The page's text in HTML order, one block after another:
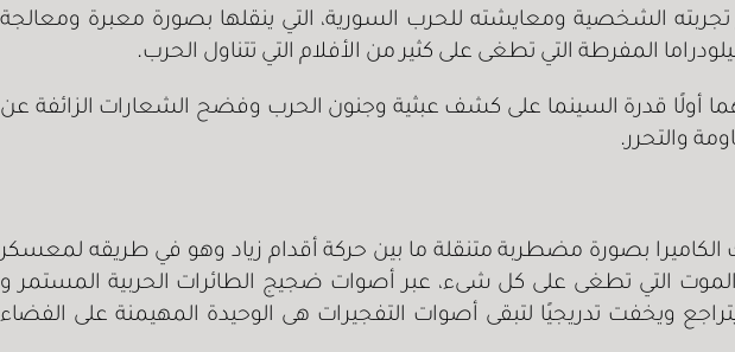
الشخصية ومعايشته للحرب السورية، التي ينقلها بصورة معبرة ومعالجة
المفرطة التي تطغى على كثير من الأفلام التي تتناول الحرب.
أولًا قدرة السينما على كشف عبثية وجنون الحرب وفضح الشعارات الزائفة عن
والتحرر.
الكاميرا بصورة مضطربة متنقلة ما بين حركة أقدام زياد وهو في طريقه لمعسكر
الموت التي تطغى على كل شىء، عبر أصوات ضجيج الطائرات الحربية المستمر و
ويخفت تدريجيًا لتبقى أصوات التفجيرات هى الوحيدة المهيمنة على الفضاء